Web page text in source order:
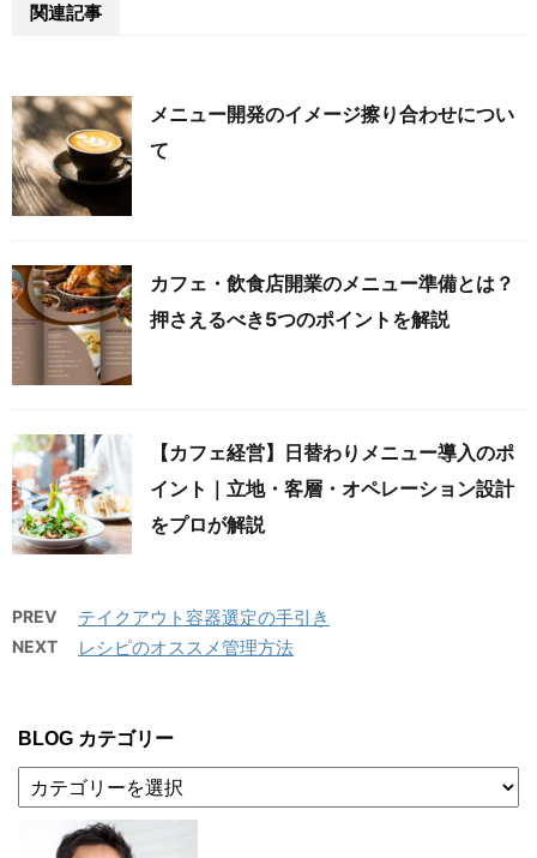
関連記事
メニュー開発のイメージ擦り合わせについ
て
カフェ・飲食店開業のメニュー準備とは？
押さえるべき5つのポイントを解説
【カフェ経営】日替わりメニュー導入のポ
イント｜立地・客層・オペレーション設計
をプロが解説
PREV テイクアウト容器選定の手引き
NEXT レシピのオススメ管理方法
BLOG カテゴリー